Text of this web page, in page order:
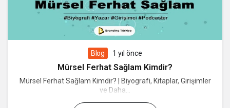
Blog 1 yıl önce
Mürsel Ferhat Sağlam Kimdir?
Mürsel Ferhat Sağlam Kimdir? | Biyografi, Kitaplar, Girişimler
ve Daha...